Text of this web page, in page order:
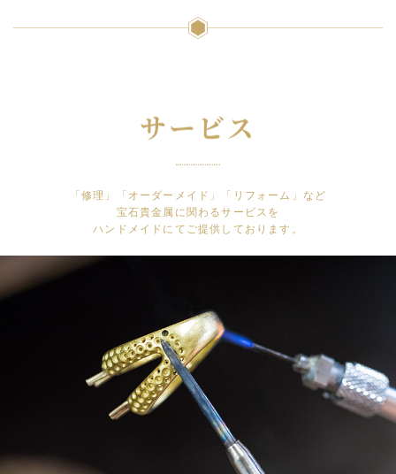
サービス
「修理」「オーダーメイド」「リフォーム」など
宝石貴金属に関わるサービスを
ハンドメイドにてご提供しております。